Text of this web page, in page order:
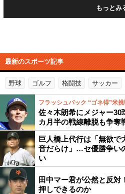
もっとみ
最新のスポーツ記事
野球 ゴルフ 格闘技 サッカー
フラッシュバック “ゴネ得”米
佐々木朗希にメジャー30
カ月半の戦線離脱も争奪
巨人橋上代行は「無欲
音だらけ」…セ優勝争い
い
田中マー君が公然と反対
押しできるのか